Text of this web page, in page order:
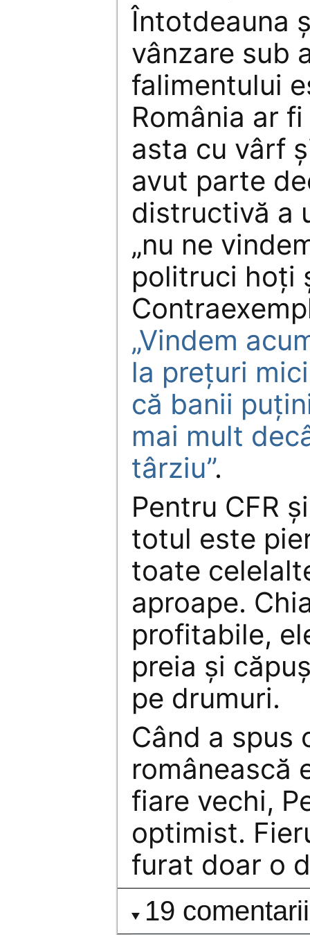
Întotdeauna
vânzare sub
falimentului
România ar
asta cu vârf
avut parte
distructivă a
„nu ne
politruci hoţi
„Vindem
la preţuri
că banii
mai mult
târziu”.
Pentru CFR
totul este
toate
aproape.
profitabile,
preia şi
pe drumuri.
Când a spus
românească
fiare vechi,
optimist.
furat doar o
19 comentarii